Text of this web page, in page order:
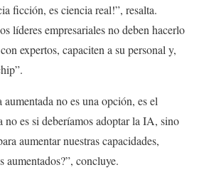
ficción, es ciencia real!”, resalta.
líderes empresariales no deben hacerlo
expertos, capaciten a su personal y,
no es una opción, es el
no es si deberíamos adoptar la IA, sino
aumentar nuestras capacidades,
aumentados?”, concluye.